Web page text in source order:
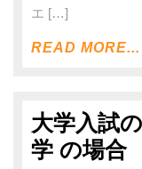
エ […]
READ MORE...
大学入試
学 の場合